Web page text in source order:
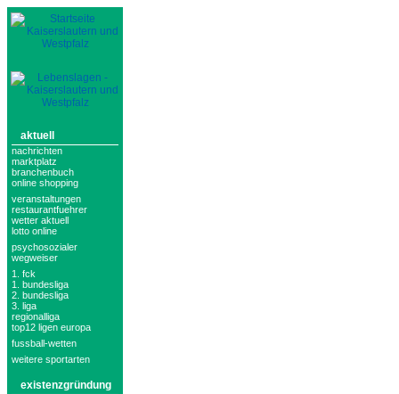
aktuell
nachrichten
marktplatz
branchenbuch
online shopping
veranstaltungen
restaurantfuehrer
wetter aktuell
lotto online
psychosozialer
wegweiser
1. fck
1. bundesliga
2. bundesliga
3. liga
regionalliga
top12 ligen europa
fussball-wetten
weitere sportarten
existenzgründung